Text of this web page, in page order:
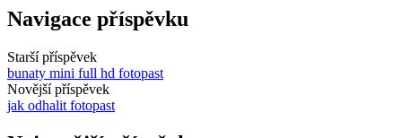
Navigace příspěvku
Starší příspěvek
bunaty mini full hd fotopast
Novější příspěvek
jak odhalit fotopast